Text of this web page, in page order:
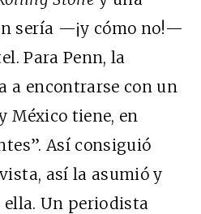
sería —¡y cómo no!—
Para Penn, la
a encontrarse con un
México tiene, en
Así consiguió
así la asumió y
ella. Un periodista